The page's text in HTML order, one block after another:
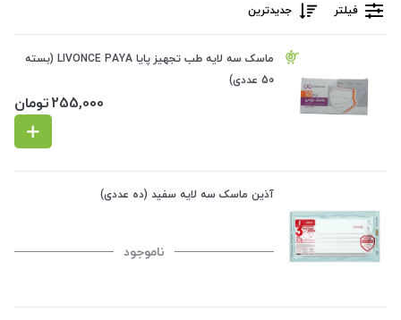
فیلتر جدیدترین
ماسک سه لایه طب تجهیز پایا LIVONCE PAYA (بسته
50 عددی)
255,000تومان
آذین ماسک سه لایه سفید (ده عددی)
ناموجود